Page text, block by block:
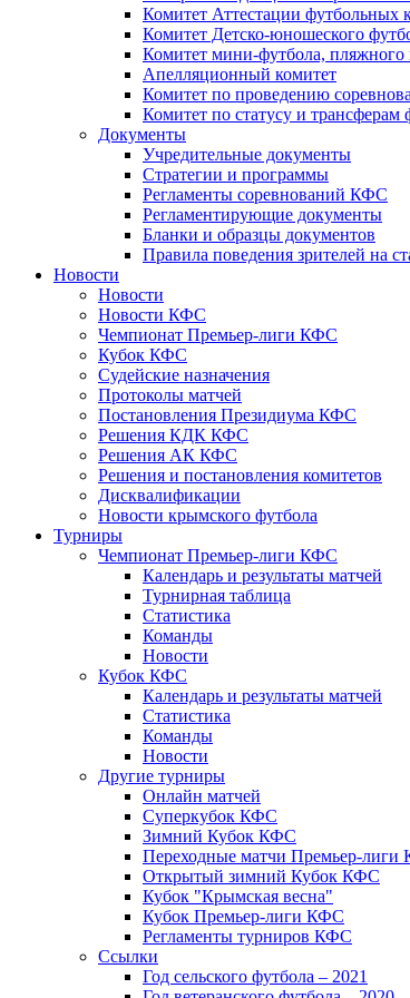
Комитет Аттестации футбольных
Комитет Детско-юношеского
Комитет мини-футбола, пляжного
Апелляционный комитет
Комитет по проведению
Комитет по статусу и трансферам
Документы
Учредительные документы
Стратегии и программы
Регламенты соревнований КФС
Регламентирующие документы
Бланки и образцы документов
Правила поведения зрителей на
Новости
Новости
Новости КФС
Чемпионат Премьер-лиги КФС
Кубок КФС
Судейские назначения
Протоколы матчей
Постановления Президиума КФС
Решения КДК КФС
Решения АК КФС
Решения и постановления комитетов
Дисквалификации
Новости крымского футбола
Турниры
Чемпионат Премьер-лиги КФС
Календарь и результаты матчей
Турнирная таблица
Статистика
Команды
Новости
Кубок КФС
Календарь и результаты матчей
Статистика
Команды
Новости
Другие турниры
Онлайн матчей
Суперкубок КФС
Зимний Кубок КФС
Переходные матчи Премьер-
Открытый зимний Кубок КФС
Кубок "Крымская весна"
Кубок Премьер-лиги КФС
Регламенты турниров КФС
Ссылки
Год сельского футбола – 2021